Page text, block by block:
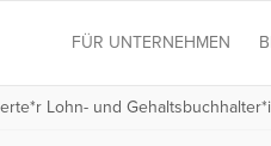
FÜR UNTERNEHMEN
Lohn- und